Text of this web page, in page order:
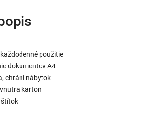
použitie
dokumentov A4
chráni nábytok
kartón
štítok